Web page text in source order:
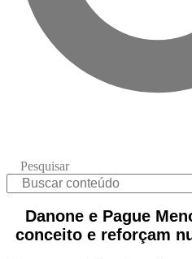
Pesquisar
Danone e Pague
conceito e reforçam